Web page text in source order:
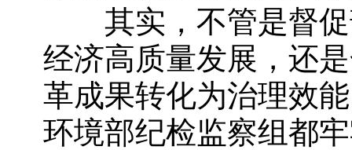
其实，不管是督促
经济高质量发展，还
革成果转化为治理效
环境部纪检监察组都